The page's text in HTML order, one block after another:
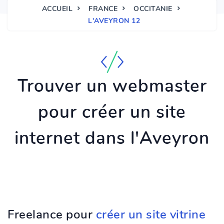
ACCUEIL FRANCE
OCCITANIE
L'AVEYRON 12
Trouver un webmaster
pour créer un site
internet dans l'Aveyron
Freelance pour créer un site vitrine